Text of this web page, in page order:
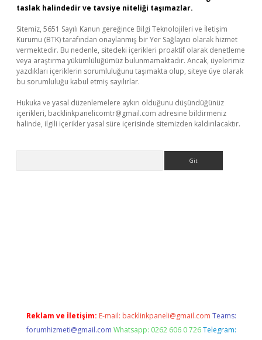
taslak halindedir ve tavsiye niteliği taşımazlar.
Sitemiz, 5651 Sayılı Kanun gereğince Bilgi Teknolojileri ve İletişim
Kurumu (BTK) tarafından onaylanmış bir Yer Sağlayıcı olarak hizmet
vermektedir. Bu nedenle, sitedeki içerikleri proaktif olarak denetleme
veya araştırma yükümlülüğümüz bulunmamaktadır. Ancak, üyelerimiz
yazdıkları içeriklerin sorumluluğunu taşımakta olup, siteye üye olarak
bu sorumluluğu kabul etmiş sayılırlar.
Hukuka ve yasal düzenlemelere aykırı olduğunu düşündüğünüz
içerikleri, backlinkpanelicomtr@gmail.com adresine bildirmeniz
halinde, ilgili içerikler yasal süre içerisinde sitemizden kaldırılacaktır.
Reklam ve İletişim: E-mail: backlinkpaneli@gmail.com Teams:
forumhizmeti@gmail.com Whatsapp: 0262 606 0 726 Telegram: